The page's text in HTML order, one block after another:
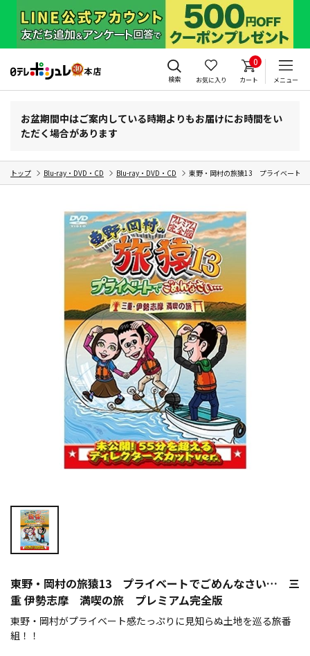
検索 お気に入り
0
カート メニュー
お盆期間中はご案内している時期よりもお届けにお時間をい
ただく場合があります
トップ Blu-ray・DVD・CD Blu-ray・DVD・CD 東野・岡村の旅猿13 プライベート
東野・岡村の旅猿13 プライベートでごめんなさい… 三
重 伊勢志摩 満喫の旅 プレミアム完全版
東野・岡村がプライベート感たっぷりに見知らぬ土地を巡る旅番
組！！